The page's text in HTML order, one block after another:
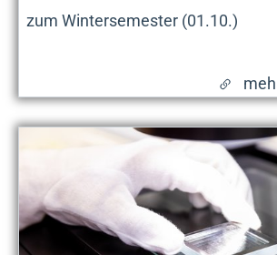
zum Wintersemester (01.10.)